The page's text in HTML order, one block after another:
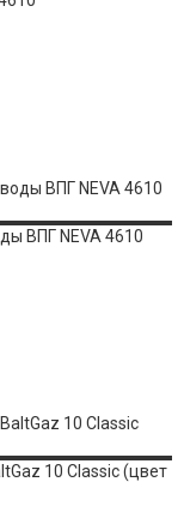
ВПГ NEVA 4610
10 Classic (цвет